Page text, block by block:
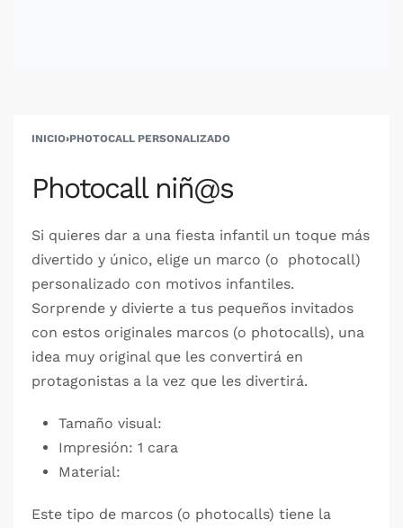
INICIO›PHOTOCALL PERSONALIZADO
Photocall niñ@s
Si quieres dar a una fiesta infantil un toque más
divertido y único, elige un marco (o photocall)
personalizado con motivos infantiles.
Sorprende y divierte a tus pequeños invitados
con estos originales marcos (o photocalls), una
idea muy original que les convertirá en
protagonistas a la vez que les divertirá.
Tamaño visual:
Impresión: 1 cara
Material:
Este tipo de marcos (o photocalls) tiene la